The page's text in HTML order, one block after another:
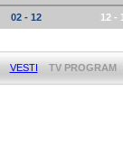
02 - 12 12 -
VESTI TV PROGRAM